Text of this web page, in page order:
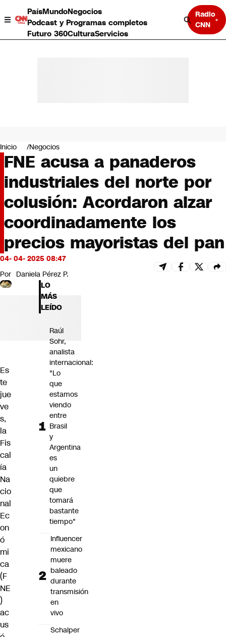
PaísMundoNegocios
Podcast y Programas completos
Futuro 360CulturaServicios
Radio
CNN
Negocios
Deportes
Programas completos
Cultura
Servicios
Bits
CNN tiempo
Futuro 360
Opinión
Inicio Negocios
FNE acusa a panaderos
industriales del norte por
colusión: Acordaron alzar
coordinadamente los
precios mayoristas del pan
04- 04- 2025 08:47
Por Daniela Pérez P.
Es
te
jue
ve
s,
la
Fis
cal
ía
Na
cio
nal
Ec
on
ó
mi
ca
(F
NE
)
ac
us
LO
MÁS
LEÍDO
Raúl
Sohr,
analista
internacional:
"Lo
que
estamos
viendo
entre
Brasil
y
Argentina
es
un
quiebre
que
tomará
bastante
tiempo"
Influencer
mexicano
muere
baleado
durante
transmisión
en
vivo
Schalper